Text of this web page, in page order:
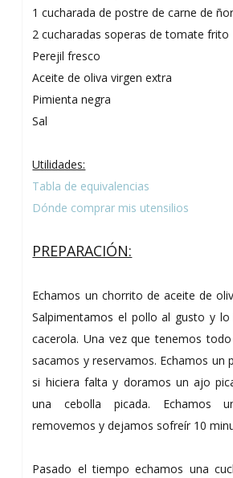
1 cucharada de postre de carne de
2 cucharadas soperas de tomate frito
Perejil fresco
Aceite de oliva virgen extra
Pimienta negra
Sal
Utilidades:
Tabla de equivalencias
Dónde comprar mis utensilios
PREPARACIÓN:
Echamos un chorrito de aceite de
Salpimentamos el pollo al gusto y
cacerola. Una vez que tenemos
sacamos y reservamos. Echamos un
si hiciera falta y doramos un ajo
una cebolla picada. Echamos
removemos y dejamos sofreír 10
Pasado el tiempo echamos una